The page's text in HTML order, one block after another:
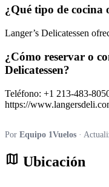
¿Qué tipo de cocina
Langer’s Delicatessen
¿Cómo reservar o
Delicatessen?
Teléfono: +1 213-483-
https://
Por Equipo 1Vuelos ·
map Ubicación